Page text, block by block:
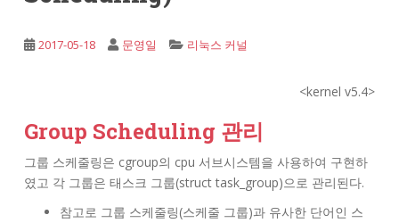
2017-05-18 문영일 리눅스 커널
<kernel v5.4>
Group Scheduling 관리
그룹 스케줄링은 cgroup의 cpu 서브시스템을 사용하여 구현하
였고 각 그룹은 태스크 그룹(struct task_group)으로 관리된다.
참고로 그룹 스케줄링(스케줄 그룹)과 유사한 단어인 스